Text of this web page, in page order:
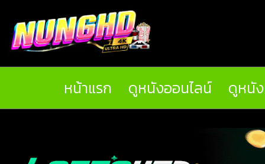
หน้าแรก ดูหนังออนไลน์ ดูหนั